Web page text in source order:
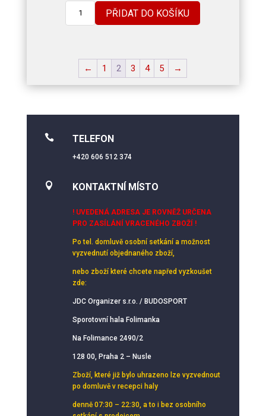
PŘIDAT DO KOŠÍKU
← 1 2 3 4 5 →
 TELEFON
+420 606 512 374
 KONTAKTNÍ MÍSTO
! UVEDENÁ ADRESA JE ROVNĚŽ URČENA
PRO ZASÍLÁNÍ VRACENÉHO ZBOŽÍ !
Po tel. domluvě osobní setkánía možnost
vyzvednutí objednaného zboží,
nebo zboží které chcete napřed vyzkoušet
zde:
JDC Organizer s.r.o. / BUDOSPORT
Sporotovní hala Folimanka
Na Folimance 2490/2
128 00, Praha 2 – Nusle
Zboží, které již bylo uhrazeno lze vyzvednout
po domluvě v recepci haly
denně 07:30 – 22:30, a to i bez osobního